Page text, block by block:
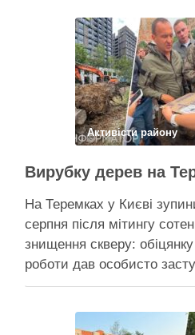
Активісти району
На Теремках у Києві
серпня після мітингу
знищення скверу:
роботи дав особисто
Пантелеєв, що прибув
чи вдасться зберегти ту